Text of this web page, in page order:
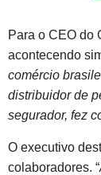
Para o CEO do
acontecendo
comércio
distribuidor de
segurador, fez
O executivo
colaboradores. “